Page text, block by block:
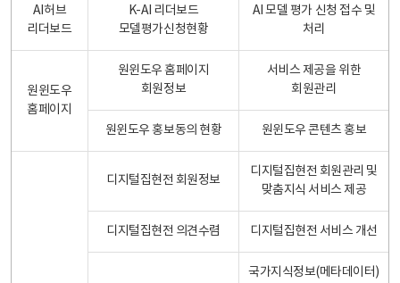
AI허브
리더보드
K-AI 리더보드
모델평가신청현황
AI 모델 평가 신청 접수 및
처리
원윈도우
홈페이지
원윈도우 홈페이지
회원정보
서비스 제공을 위한
회원관리
원윈도우 홍보동의 현황 원윈도우 콘텐츠 홍보
디지털집현전 회원정보
디지털집현전 회원관리 및
맞춤지식 서비스 제공
디지털집현전 의견수렴 디지털집현전 서비스 개선
국가지식정보(메타데이터)